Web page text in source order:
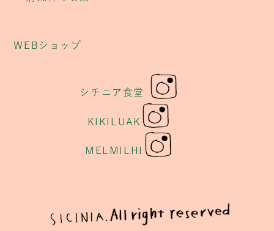
WEBショップ
シチニア食堂
KIKILUAK
MELMILHI